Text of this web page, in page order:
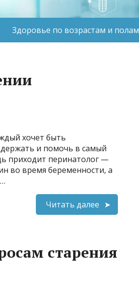
Здоровье по возрастам и полам
хочет быть
и помочь в самый
приходит перинатолог —
во время беременности, а
Читать далее
старения